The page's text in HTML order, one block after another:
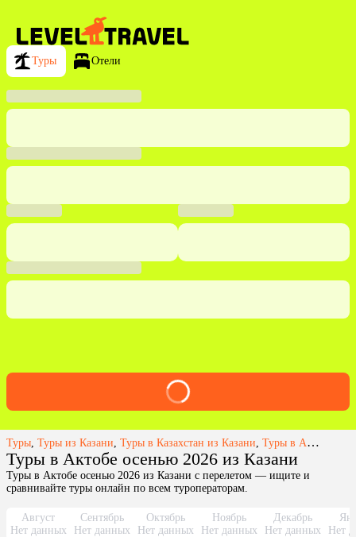
Туры Отели
Туры Туры из Казани Туры в Казахстан из Казани Туры в Актобе из Казани
Туры в Актобе осенью 2026 из Казани
Туры в Актобе осенью 2026 из Казани с перелетом — ищите и
сравнивайте туры онлайн по всем туроператорам.
Август
Нет данных
Сентябрь
Нет данных
Октябрь
Нет данных
Ноябрь
Нет данных
Декабрь
Нет данных
Нет